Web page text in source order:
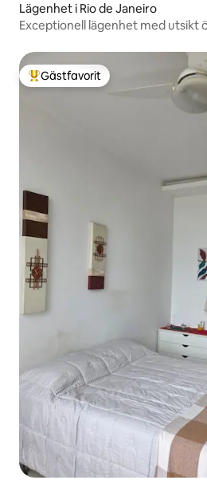
Lägenhet i Rio de Janeiro
Exceptionell lägenhet med utsikt
Populär gästfavorit
Gästfavorit